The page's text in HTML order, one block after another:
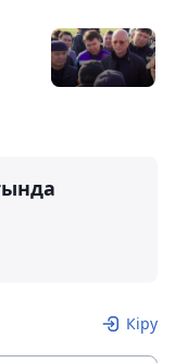
Кіру